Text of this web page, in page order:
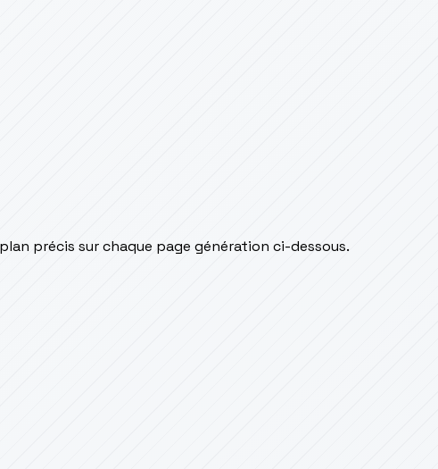
précis sur chaque page génération ci-dessous.